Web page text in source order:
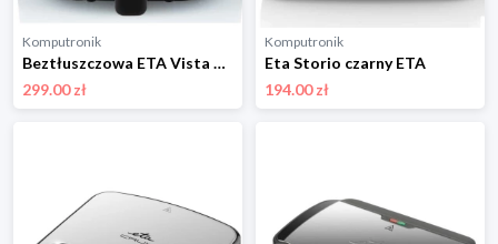
Komputronik
Beztłuszczowa ETA Vista 016890000 czarny
299.00 zł
Komputronik
Eta Storio czarny ETA
194.00 zł